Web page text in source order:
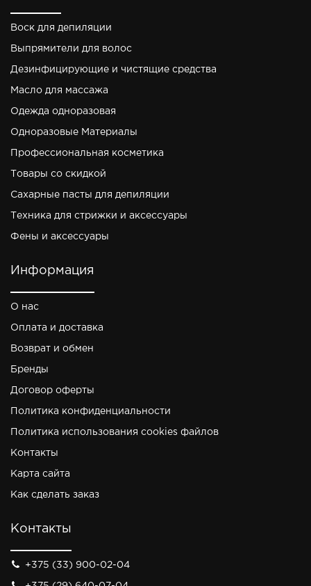
Воск для депиляции
Выпрямители для волос
Дезинфицирующие и чистящие средства
Масло для массажа
Одежда одноразовая
Одноразовые Материалы
Профессиональная косметика
Товары со скидкой
Сахарные пасты для депиляции
Техника для стрижки и аксессуары
Фены и аксессуары
Информация
О нас
Оплата и доставка
Возврат и обмен
Бренды
Договор оферты
Политика конфиденциальности
Политика использования cookies файлов
Контакты
Карта сайта
Как сделать заказ
Контакты
+375 (33) 900-02-04